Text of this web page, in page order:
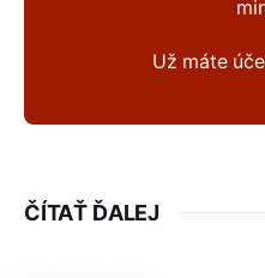
Už máte
ČÍTAŤ ĎALEJ